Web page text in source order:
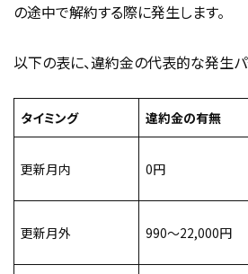
の途中で解約する際に発生します。
以下の表に、違約金の代表的な発生パ
タイミング 違約金の有無
更新月内 0円
更新月外 990〜22,000円